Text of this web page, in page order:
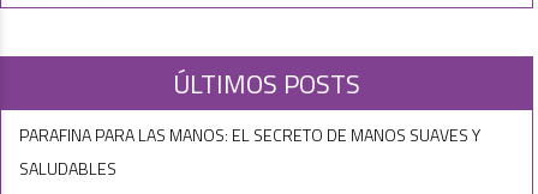
ÚLTIMOS POSTS
PARAFINA PARA LAS MANOS: EL SECRETO DE MANOS SUAVES Y
SALUDABLES